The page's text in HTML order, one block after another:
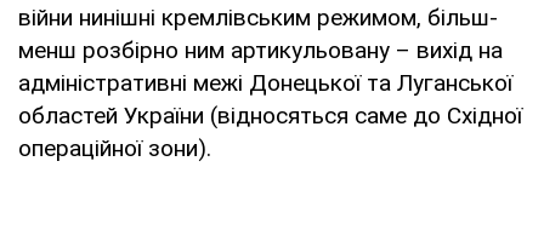
війни нинішні кремлівським режимом, більш-
менш розбірно ним артикульовану – вихід на
адміністративні межі Донецької та Луганської
областей України (відносяться саме до Східної
операційної зони).